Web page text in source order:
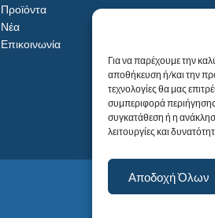
Για να παρέχουμε την
αποθήκευση ή/και την
τεχνολογίες θα μας
συμπεριφορά
συγκατάθεση ή η
λειτουργίες και
Αποδοχή Όλων
Προϊόντα
Νέα
Επικοινωνία